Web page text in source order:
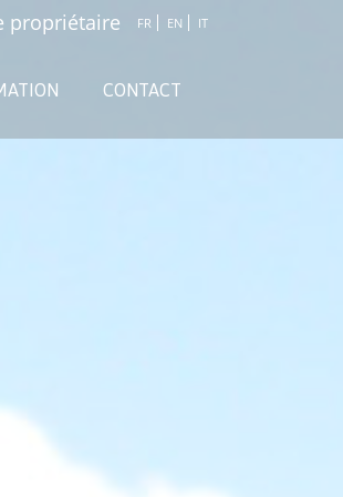
FR EN IT
propriétaire
CONTACT